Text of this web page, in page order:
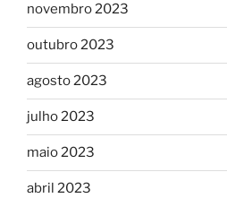
novembro 2023
outubro 2023
agosto 2023
julho 2023
maio 2023
abril 2023